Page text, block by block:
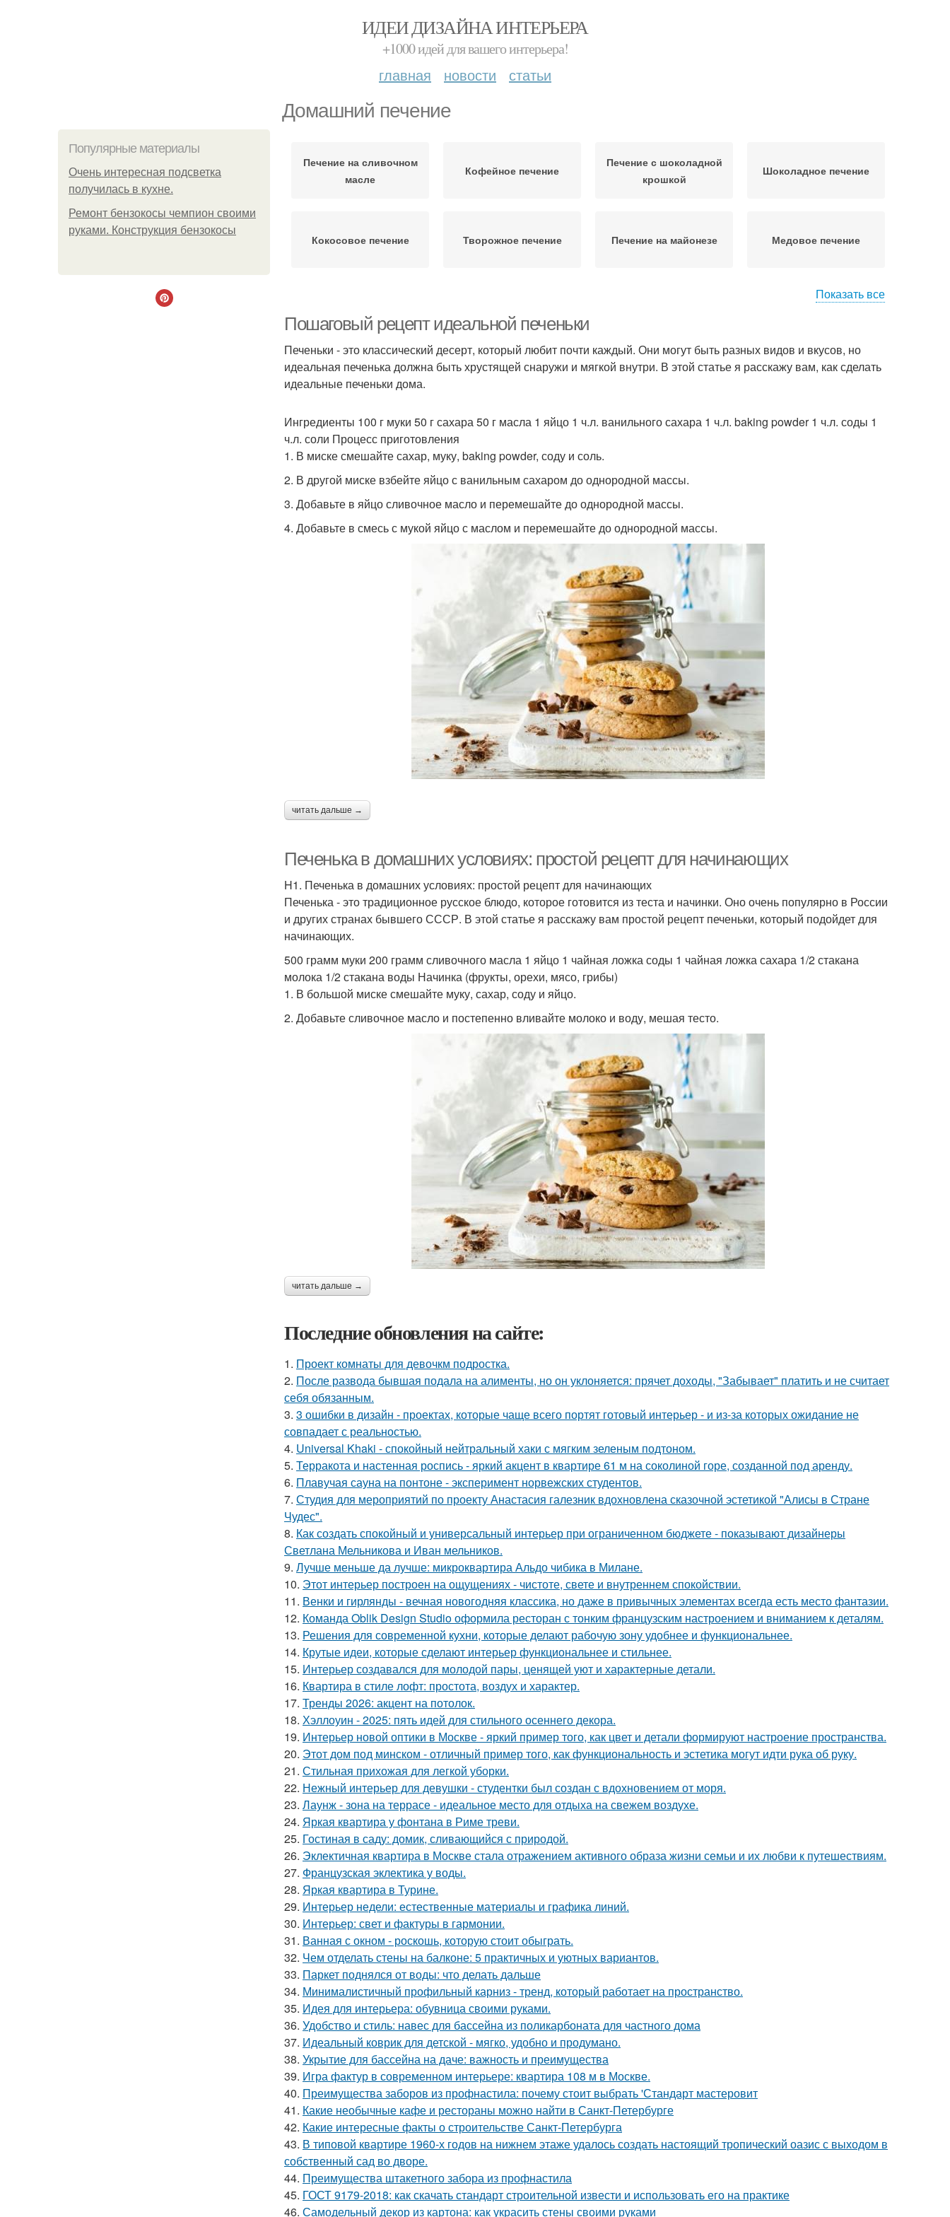
ИДЕИ ДИЗАЙНА ИНТЕРЬЕРА
+1000 идей для вашего интерьера!
главная новости статьи
Домашний печение
Популярные материалы
Очень интересная подсветка
получилась в кухне.
Ремонт бензокосы чемпион своими
руками. Конструкция бензокосы
Печение на сливочном
масле
Кофейное печение
Печение с шоколадной
крошкой
Шоколадное печение
Кокосовое печение Творожное печение Печение на майонезе Медовое печение
условиях
Показать все
Пошаговый рецепт идеальной печеньки
Печеньки - это классический десерт, который любит почти каждый. Они могут быть разных видов и вкусов, но
идеальная печенька должна быть хрустящей снаружи и мягкой внутри. В этой статье я расскажу вам, как сделать
идеальные печеньки дома.
Ингредиенты 100 г муки 50 г сахара 50 г масла 1 яйцо 1 ч.л. ванильного сахара 1 ч.л. baking powder 1 ч.л. соды 1
ч.л. соли Процесс приготовления
1. В миске смешайте сахар, муку, baking powder, соду и соль.
2. В другой миске взбейте яйцо с ванильным сахаром до однородной массы.
3. Добавьте в яйцо сливочное масло и перемешайте до однородной массы.
4. Добавьте в смесь с мукой яйцо с маслом и перемешайте до однородной массы.
читать дальше →
Печенька в домашних условиях: простой рецепт для начинающих
H1. Печенька в домашних условиях: простой рецепт для начинающих
Печенька - это традиционное русское блюдо, которое готовится из теста и начинки. Оно очень популярно в России
и других странах бывшего СССР. В этой статье я расскажу вам простой рецепт печеньки, который подойдет для
начинающих.
500 грамм муки 200 грамм сливочного масла 1 яйцо 1 чайная ложка соды 1 чайная ложка сахара 1/2 стакана
молока 1/2 стакана воды Начинка (фрукты, орехи, мясо, грибы)
1. В большой миске смешайте муку, сахар, соду и яйцо.
2. Добавьте сливочное масло и постепенно вливайте молоко и воду, мешая тесто.
читать дальше →
Последние обновления на сайте:
1. Проект комнаты для девочкм подростка.
2. После развода бывшая подала на алименты, но он уклоняется: прячет доходы, "Забывает" платить и не считает
себя обязанным.
3. 3 ошибки в дизайн - проектах, которые чаще всего портят готовый интерьер - и из-за которых ожидание не
совпадает с реальностью.
4. Universal Khaki - спокойный нейтральный хаки с мягким зеленым подтоном.
5. Терракота и настенная роспись - яркий акцент в квартире 61 м на соколиной горе, созданной под аренду.
6. Плавучая сауна на понтоне - эксперимент норвежских студентов.
7. Студия для мероприятий по проекту Анастасия галезник вдохновлена сказочной эстетикой "Алисы в Стране
Чудес".
8. Как создать спокойный и универсальный интерьер при ограниченном бюджете - показывают дизайнеры
Светлана Мельникова и Иван мельников.
9. Лучше меньше да лучше: микроквартира Альдо чибика в Милане.
10. Этот интерьер построен на ощущениях - чистоте, свете и внутреннем спокойствии.
11. Венки и гирлянды - вечная новогодняя классика, но даже в привычных элементах всегда есть место фантазии.
12. Команда Oblik Design Studio оформила ресторан с тонким французским настроением и вниманием к деталям.
13. Решения для современной кухни, которые делают рабочую зону удобнее и функциональнее.
14. Крутые идеи, которые сделают интерьер функциональнее и стильнее.
15. Интерьер создавался для молодой пары, ценящей уют и характерные детали.
16. Квартира в стиле лофт: простота, воздух и характер.
17. Тренды 2026: акцент на потолок.
18. Хэллоуин - 2025: пять идей для стильного осеннего декора.
19. Интерьер новой оптики в Москве - яркий пример того, как цвет и детали формируют настроение пространства.
20. Этот дом под минском - отличный пример того, как функциональность и эстетика могут идти рука об руку.
21. Стильная прихожая для легкой уборки.
22. Нежный интерьер для девушки - студентки был создан с вдохновением от моря.
23. Лаунж - зона на террасе - идеальное место для отдыха на свежем воздухе.
24. Яркая квартира у фонтана в Риме треви.
25. Гостиная в саду: домик, сливающийся с природой.
26. Эклектичная квартира в Москве стала отражением активного образа жизни семьи и их любви к путешествиям.
27. Французская эклектика у воды.
28. Яркая квартира в Турине.
29. Интерьер недели: естественные материалы и графика линий.
30. Интерьер: свет и фактуры в гармонии.
31. Ванная с окном - роскошь, которую стоит обыграть.
32. Чем отделать стены на балконе: 5 практичных и уютных вариантов.
33. Паркет поднялся от воды: что делать дальше
34. Минималистичный профильный карниз - тренд, который работает на пространство.
35. Идея для интерьера: обувница своими руками.
36. Удобство и стиль: навес для бассейна из поликарбоната для частного дома
37. Идеальный коврик для детской - мягко, удобно и продумано.
38. Укрытие для бассейна на даче: важность и преимущества
39. Игра фактур в современном интерьере: квартира 108 м в Москве.
40. Преимущества заборов из профнастила: почему стоит выбрать 'Стандарт мастеровит
41. Какие необычные кафе и рестораны можно найти в Санкт-Петербурге
42. Какие интересные факты о строительстве Санкт-Петербурга
43. В типовой квартире 1960-х годов на нижнем этаже удалось создать настоящий тропический оазис с выходом в
собственный сад во дворе.
44. Преимущества штакетного забора из профнастила
45. ГОСТ 9179-2018: как скачать стандарт строительной извести и использовать его на практике
46. Самодельный декор из картона: как украсить стены своими руками